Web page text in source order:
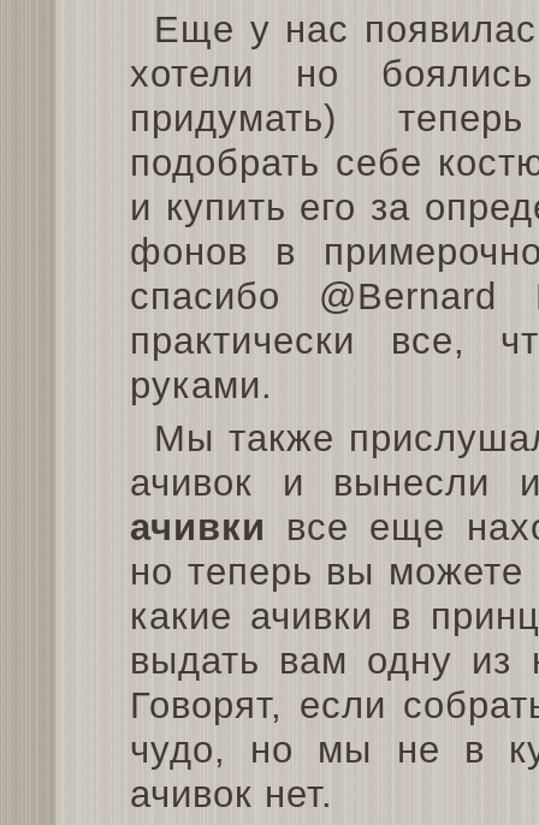
Еще у нас
хотели но
придумать)
подобрать себе
и купить его за
фонов в
спасибо
практически все,
руками.
Мы также
ачивок и вынесли
ачивки все еще
но теперь вы
какие ачивки в
выдать вам одну из
Говорят, если
чудо, но мы не в
ачивок нет.